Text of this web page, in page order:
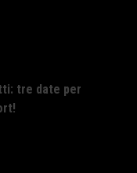
tre date per